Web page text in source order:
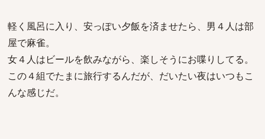
軽く風呂に入り、安っぽい夕飯を済ませたら、男４人は部
屋で麻雀。
女４人はビールを飲みながら、楽しそうにお喋りしてる。
この４組でたまに旅行するんだが、だいたい夜はいつもこ
んな感じだ。